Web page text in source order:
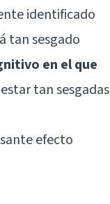
identificado
tan sesgado
en el que
tan sesgadas
efecto